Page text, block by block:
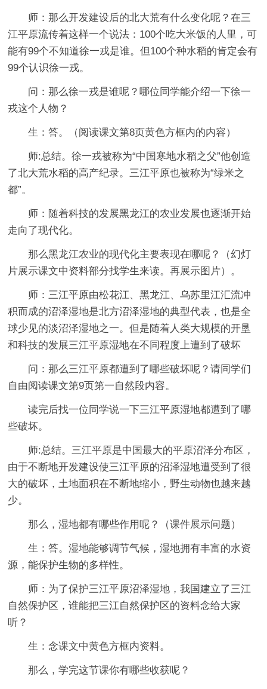
师：那么开发建设后的北大荒有什么变化呢？在三
江平原流传着这样一个说法：100个吃大米饭的人里，可
能有99个不知道徐一戎是谁。但100个种水稻的肯定会有
99个认识徐一戎。
问：那么徐一戎是谁呢？哪位同学能介绍一下徐一
戎这个人物？
生：答。（阅读课文第8页黄色方框内的内容）
师:总结。徐一戎被称为“中国寒地水稻之父”他创造
了北大荒水稻的高产纪录。三江平原也被称为“绿米之
都”。
师：随着科技的发展黑龙江的农业发展也逐渐开始
走向了现代化。
那么黑龙江农业的现代化主要表现在哪呢？（幻灯
片展示课文中资料部分找学生来读。再展示图片）。
师：三江平原由松花江、黑龙江、乌苏里江汇流冲
积而成的沼泽湿地是北方沼泽湿地的典型代表，也是全
球少见的淡沼泽湿地之一。但是随着人类大规模的开垦
和科技的发展三江平原湿地在不同程度上遭到了破坏
问：那么三江平原都遭到了哪些破坏呢？请同学们
自由阅读课文第9页第一自然段内容。
读完后找一位同学说一下三江平原湿地都遭到了哪
些破坏。
师:总结。三江平原是中国最大的平原沼泽分布区，
由于不断地开发建设使三江平原的沼泽湿地遭受到了很
大的破坏，土地面积在不断地缩小，野生动物也越来越
少。
那么，湿地都有哪些作用呢？（课件展示问题）
生：答。湿地能够调节气候，湿地拥有丰富的水资
源，能保护生物的多样性。
师：为了保护三江平原沼泽湿地，我国建立了三江
自然保护区，谁能把三江自然保护区的资料念给大家
听？
生：念课文中黄色方框内资料。
那么，学完这节课你有哪些收获呢？